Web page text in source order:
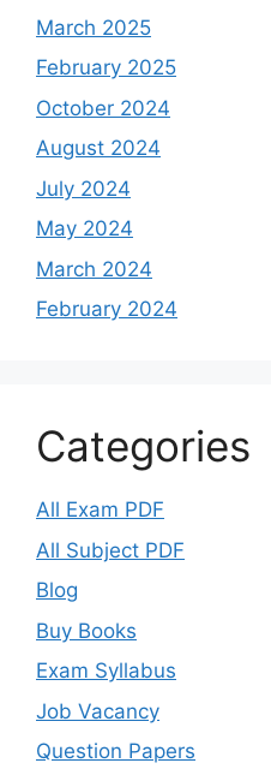
March 2025
February 2025
October 2024
August 2024
July 2024
May 2024
March 2024
February 2024
Categories
All Exam PDF
All Subject PDF
Blog
Buy Books
Exam Syllabus
Job Vacancy
Question Papers